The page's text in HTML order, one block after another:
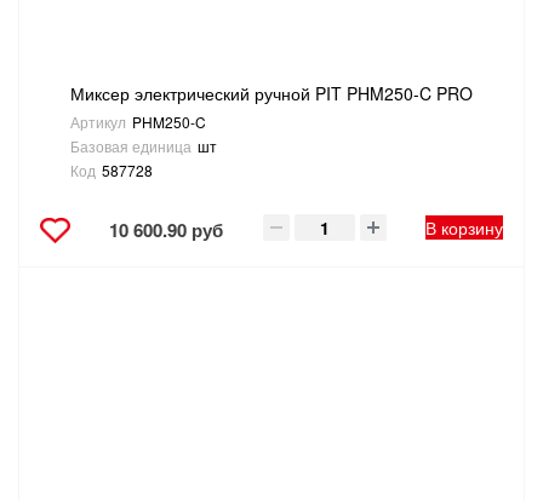
СТРЕМЯНКИ,ЛЕСТНИЦЫ
Миксер электрический ручной PIT PHM250-C PRO
Артикул PHM250-C
Базовая единица шт
Код 587728
10 600.90 руб В корзину